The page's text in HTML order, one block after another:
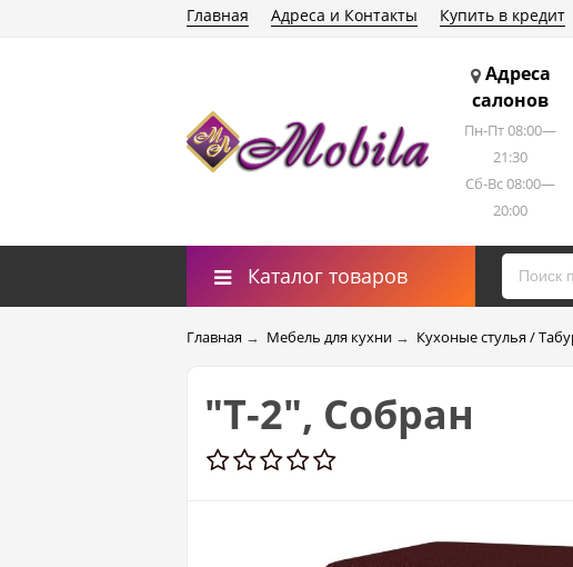
Главная Адреса и Контакты Купить в кредит
Адреса
салонов
Пн-Пт 08:00—
21:30
Сб-Вс 08:00—
20:00
Каталог товаров
Главная → Мебель для кухни → Кухоные стулья /
"Т-2", Собран